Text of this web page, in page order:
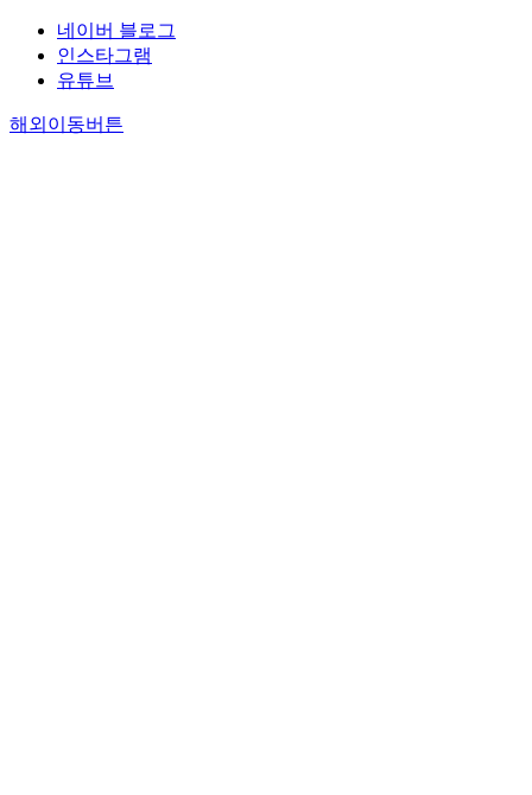
네이버 블로그
인스타그램
유튜브
해외이동버튼